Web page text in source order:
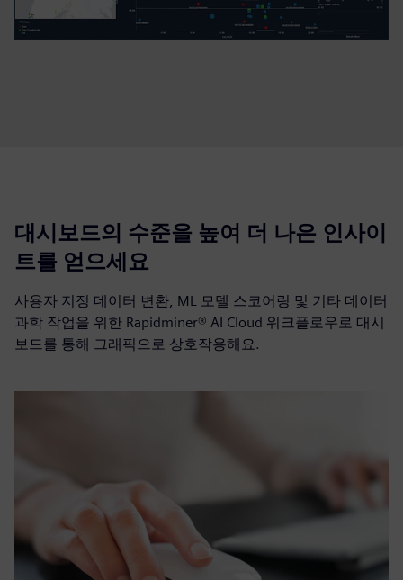
대시보드의 수준을 높여 더 나은 인사이
트를 얻으세요
사용자 지정 데이터 변환, ML 모델 스코어링 및 기타 데이터
과학 작업을 위한 Rapidminer® AI Cloud 워크플로우로 대시
보드를 통해 그래픽으로 상호작용해요.